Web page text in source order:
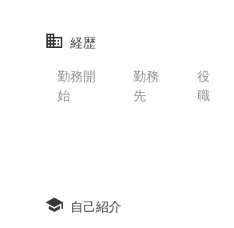
経歴
勤務開
始
勤務
先
役
職
自己紹介